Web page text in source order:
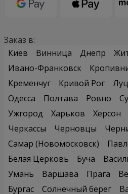
Заказ в:
Киев
Винница Днепр
Ивано-Франковск
Кременчуг
Кривой Рог
Одесса
Полтава Ровно
Ужгород
Харьков Херсон
Черкассы
Черновцы
Самар (Новомосковск)
Белая Церковь
Буча
Умань
Варшава Прага
Бургас
Солнечный берег